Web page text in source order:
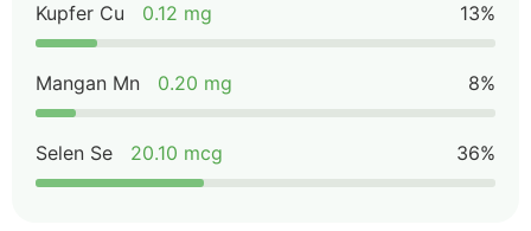
Kupfer Cu 0.12 mg 13%
Mangan Mn 0.20 mg 8%
Selen Se 20.10 mcg 36%